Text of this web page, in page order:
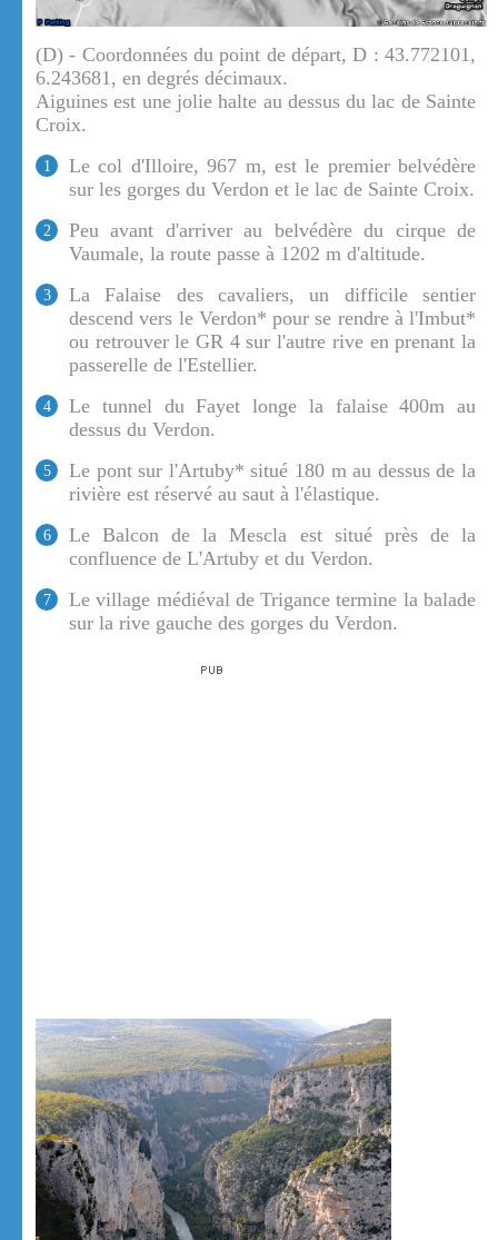
(D) - Coordonnées du point de départ, D : 43.772101,
6.243681, en degrés décimaux.
Aiguines est une jolie halte au dessus du lac de Sainte
Croix.
1
Le col d'Illoire, 967 m, est le premier belvédère
sur les gorges du Verdon et le lac de Sainte Croix.
2
Peu avant d'arriver au belvédère du cirque de
Vaumale, la route passe à 1202 m d'altitude.
3
La Falaise des cavaliers, un difficile sentier
descend vers le Verdon* pour se rendre à l'Imbut*
ou retrouver le GR 4 sur l'autre rive en prenant la
passerelle de l'Estellier.
4
Le tunnel du Fayet longe la falaise 400m au
dessus du Verdon.
5
Le pont sur l'Artuby* situé 180 m au dessus de la
rivière est réservé au saut à l'élastique.
6
Le Balcon de la Mescla est situé près de la
confluence de L'Artuby et du Verdon.
7
Le village médiéval de Trigance termine la balade
sur la rive gauche des gorges du Verdon.